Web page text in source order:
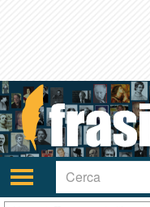
Attiva/disattiva
navigazione